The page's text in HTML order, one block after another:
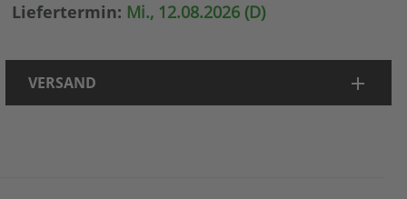
Liefertermin: Mi., 12.08.2026 (D)
VERSAND